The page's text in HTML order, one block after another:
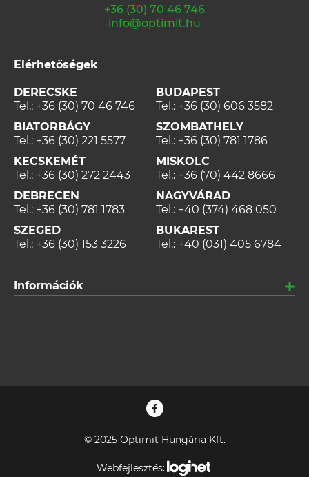
+36 (30) 70 46 746
info@optimit.hu
Elérhetőségek
DERECSKE
Tel.: +36 (30) 70 46 746
BIATORBÁGY
Tel.: +36 (30) 221 5577
KECSKEMÉT
Tel.: +36 (30) 272 2443
DEBRECEN
Tel.: +36 (30) 781 1783
SZEGED
Tel.: +36 (30) 153 3226
BUDAPEST
Tel.: +36 (30) 606 3582
SZOMBATHELY
Tel.: +36 (30) 781 1786
MISKOLC
Tel.: +36 (70) 442 8666
NAGYVÁRAD
Tel.: +40 (374) 468 050
BUKAREST
Tel.: +40 (031) 405 6784
Információk
© 2025 Optimit Hungária Kft.
Webfejlesztés: